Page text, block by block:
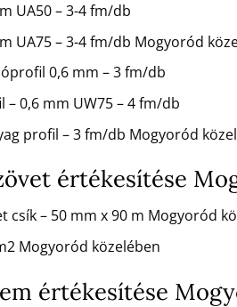
UA50 – 3-4 fm/db
UA75 – 3-4 fm/db Mogyoród
0,6 mm – 3 fm/db
0,6 mm UW75 – 4 fm/db
profil – 3 fm/db Mogyoród
értékesítése
csík – 50 mm x 90 m Mogyoród
Mogyoród közelében
értékesítése